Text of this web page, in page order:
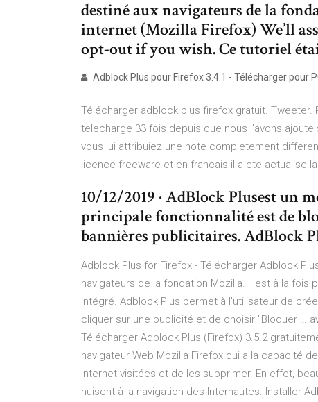
destiné aux navigateurs de la
internet (Mozilla Firefox) We’ll
opt-out if you wish. Ce tutoriel
Adblock Plus pour Firefox 3.4.1 - Télécharger pour PC
Télécharger adblock plus firefox gratuit.
telecharge 33 fois depuis que nous l’avons
vous lui attribuiez une note completement
licence freeware et en francais il a ete actualise
10/12/2019 · AdBlock Plusest un
principale fonctionnalité est de
bannières publicitaires. AdBlock
Adblock Plus for Firefox - Télécharger Adblock
navigateurs de la fondation Mozilla. Il est à la
intégré. Adblock Plus permet à l'utilisateur de
cliquer sur une publicité et de choisir "Bloquer …
Télécharger Adblock Plus (Firefox) 3.5.2
navigateur Web Mozilla Firefox qui a la capacité
Internet visitées et de les supprimer. En effet,
nuisent à la navigation des Internautes. Installer